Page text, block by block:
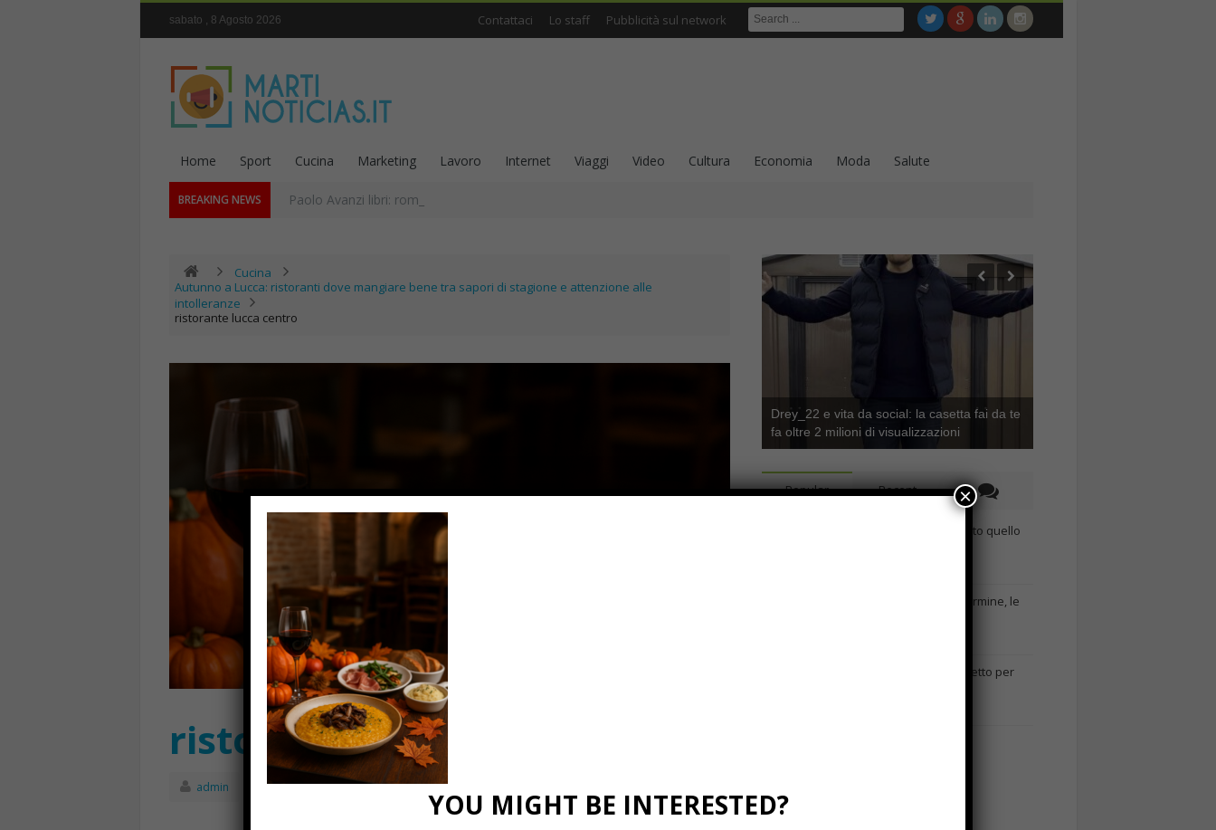
sabato , 8 Agosto 2026 Contattaci Lo staff Pubblicità sul network
Home Sport Cucina Marketing Lavoro Internet Viaggi Video Cultura Economia Moda Salute
BREAKING NEWS Paolo Avanzi libri: romanzi, racconti e scrittura come ricerca sull’iden_
Cucina
Autunno a Lucca: ristoranti dove mangiare bene tra sapori di stagione e attenzione alle
intolleranze
ristorante lucca centro
ristorante lucca centro
admin Settembre 17th, 2025
Drey_22 e vita da social: la casetta fai da te
fa oltre 2 milioni di visualizzazioni
Popular Recent
A&R nel Business Music: tutto quello
Noleggio a breve e lungo termine, le
Come realizzare un cancelletto per
YOU MIGHT BE INTERESTED?
×